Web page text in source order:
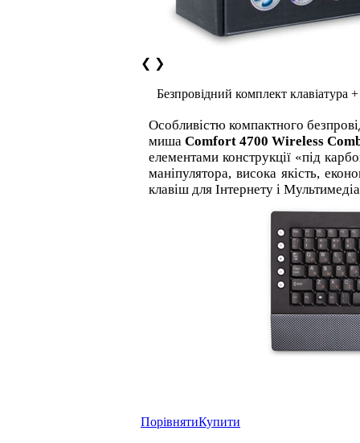
❮ ❯
Безпровідний комплект
Особливістю компактного
миша Comfort 4700 Wireless
елементами конструкції «під
маніпулятора, висока якість,
клавіш для Інтернету і
ПорівнятиКупити